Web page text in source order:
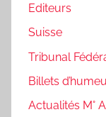
Editeurs
Suisse
Tribunal
Billets
Actualités M°